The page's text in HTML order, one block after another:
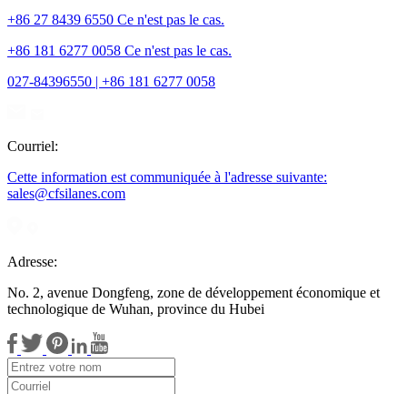
+86 27 8439 6550 Ce n'est pas le cas.
+86 181 6277 0058 Ce n'est pas le cas.
027-84396550 | +86 181 6277 0058
Courriel:
Cette information est communiquée à l'adresse suivante:
sales@cfsilanes.com
Adresse:
No. 2, avenue Dongfeng, zone de développement économique et
technologique de Wuhan, province du Hubei